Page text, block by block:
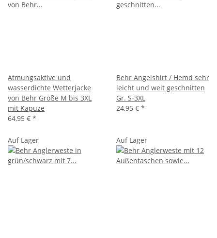
Atmungsaktive und
wasserdichte Wetterjacke
von Behr Größe M bis 3XL
mit Kapuze
64,95 € *
Behr Angelshirt / Hemd sehr
leicht und weit geschnitten
Gr. S-3XL
24,95 € *
Auf Lager Auf Lager